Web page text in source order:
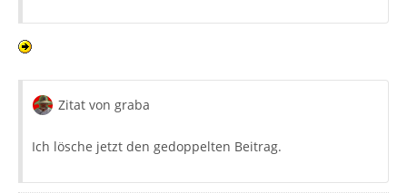
Zitat von graba
Ich lösche jetzt den gedoppelten Beitrag.